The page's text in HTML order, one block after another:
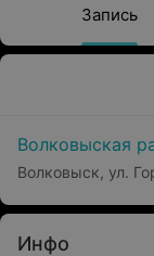
Запись
Волковыская
Волковыск, ул.
Инфо